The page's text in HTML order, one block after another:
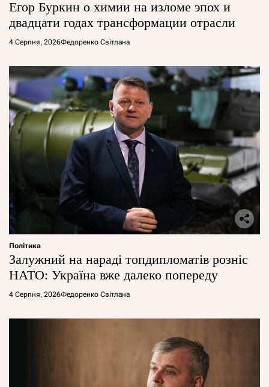
Егор Буркин о химии на изломе эпох и
двадцати годах трансформации отрасли
4 Серпня, 2026Федоренко Світлана
Політика
Залужний на нараді топдипломатів розніс
НАТО: Україна вже далеко попереду
4 Серпня, 2026Федоренко Світлана